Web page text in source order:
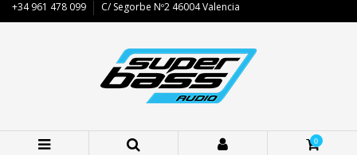
+34 961 478 099 C/ Segorbe Nº2 46004 Valencia
0